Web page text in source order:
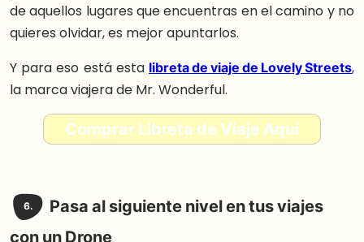
de aquellos lugares que encuentras en el camino y no
quieres olvidar, es mejor apuntarlos.
Y para eso está esta libreta de viaje de Lovely Streets,
la marca viajera de Mr. Wonderful.
Comprar Libreta de Viaje Aquí
6.
Pasa al siguiente nivel en tus viajes
con un Drone